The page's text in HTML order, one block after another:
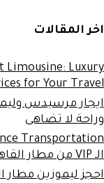
اخر المقالات
Limousine: Luxury
for Your Travel
ايجار مرسيدس
وراحة لا تضاهى
الـ VIP من مطار القاهرة